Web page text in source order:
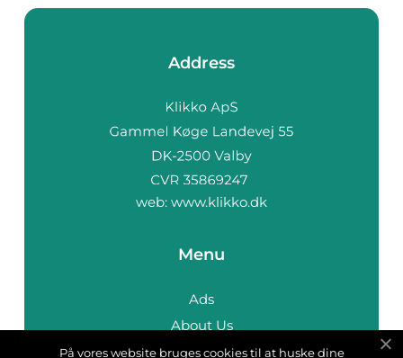
Address
web: www.klikko.dk
Menu
Ads
About Us
Cookies
På vores website bruges cookies til at huske dine